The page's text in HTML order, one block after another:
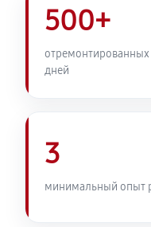
500+
отремонтированных
дней
3
минимальный опыт